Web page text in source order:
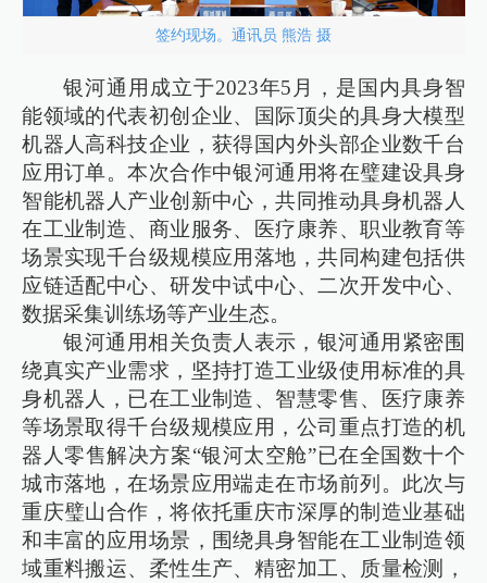
签约现场。通讯员 熊浩 摄
银河通用成立于2023年5月，是国内具身智
能领域的代表初创企业、国际顶尖的具身大模型
机器人高科技企业，获得国内外头部企业数千台
应用订单。本次合作中银河通用将在璧建设具身
智能机器人产业创新中心，共同推动具身机器人
在工业制造、商业服务、医疗康养、职业教育等
场景实现千台级规模应用落地，共同构建包括供
应链适配中心、研发中试中心、二次开发中心、
数据采集训练场等产业生态。
银河通用相关负责人表示，银河通用紧密围
绕真实产业需求，坚持打造工业级使用标准的具
身机器人，已在工业制造、智慧零售、医疗康养
等场景取得千台级规模应用，公司重点打造的机
器人零售解决方案“银河太空舱”已在全国数十个
城市落地，在场景应用端走在市场前列。此次与
重庆璧山合作，将依托重庆市深厚的制造业基础
和丰富的应用场景，围绕具身智能在工业制造领
域重料搬运、柔性生产、精密加工、质量检测，